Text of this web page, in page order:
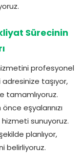
Sürecinin
profesyonel
adresinize taşıyor,
tamamlıyoruz.
eşyalarınızı
sunuyoruz.
planlıyor,
belirliyoruz.